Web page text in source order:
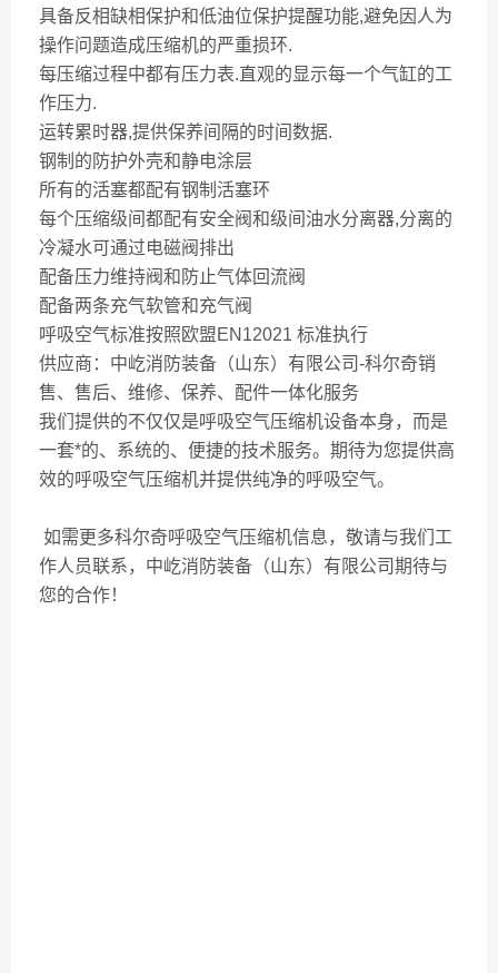
具备反相缺相保护和低油位保护提醒功能,避免因人为
操作问题造成压缩机的严重损环.
每压缩过程中都有压力表.直观的显示每一个气缸的工
作压力.
运转累时器,提供保养间隔的时间数据.
钢制的防护外壳和静电涂层
所有的活塞都配有钢制活塞环
每个压缩级间都配有安全阀和级间油水分离器,分离的
冷凝水可通过电磁阀排出
配备压力维持阀和防止气体回流阀
配备两条充气软管和充气阀
呼吸空气标准按照欧盟EN12021 标准执行
供应商：中屹消防装备（山东）有限公司-科尔奇销
售、售后、维修、保养、配件一体化服务
我们提供的不仅仅是呼吸空气压缩机设备本身，而是
一套*的、系统的、便捷的技术服务。期待为您提供高
效的呼吸空气压缩机并提供纯净的呼吸空气。
如需更多科尔奇呼吸空气压缩机信息，敬请与我们工
作人员联系，中屹消防装备（山东）有限公司期待与
您的合作！